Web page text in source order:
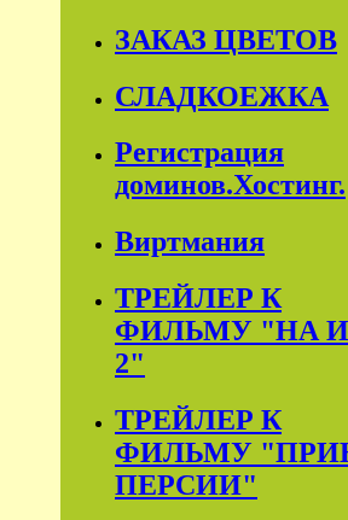
ЗАКАЗ ЦВЕТОВ
СЛАДКОЕЖКА
Регистрация
доминов.Хостинг.
Виртмания
ТРЕЙЛЕР К
ФИЛЬМУ "НА
2"
ТРЕЙЛЕР К
ФИЛЬМУ
ПЕРСИИ"